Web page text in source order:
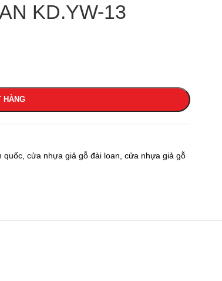
KD.YW-13
HÀNG
quốc cửa nhựa giả gỗ đài loan cửa nhựa giả gỗ